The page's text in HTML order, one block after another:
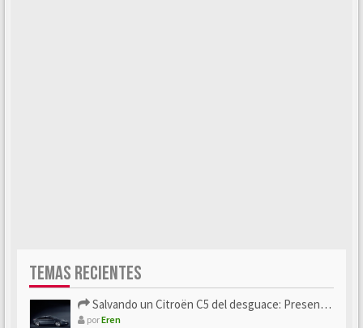
TEMAS RECIENTES
Salvando un Citroën C5 del desguace: Presentación y seguimiento
porEren